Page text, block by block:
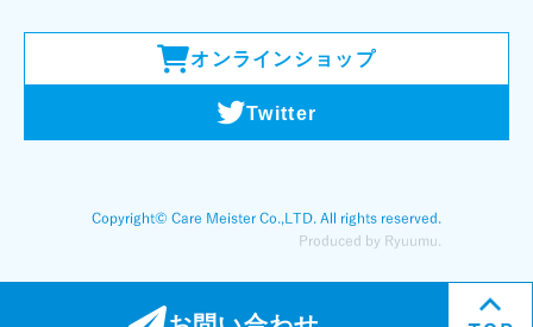
オンラインショップ
Twitter